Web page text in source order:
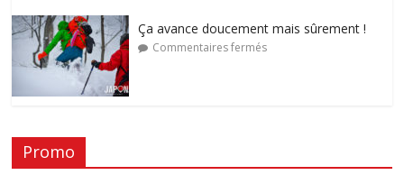
Ça avance doucement mais sûrement !
Commentaires fermés
Promo